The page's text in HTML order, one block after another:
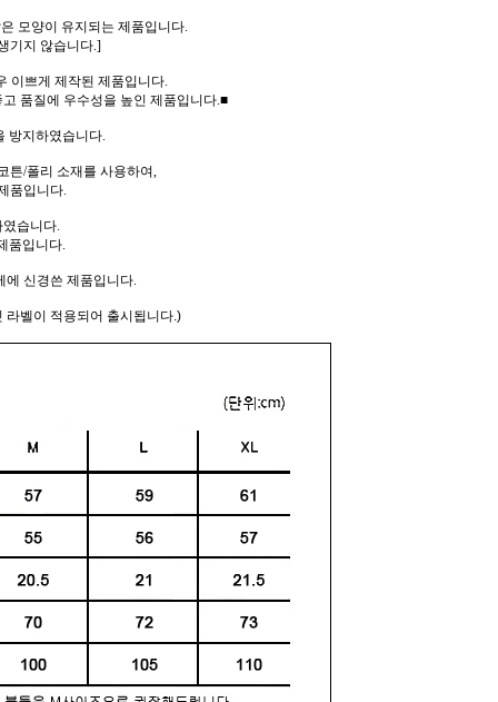
모양이 유지되는 제품입니다.
기지 않습니다.]
이쁘게 제작된 제품입니다.
품질에 우수성을 높인 제품입니다.■
방지하였습니다.
튼/폴리 소재를 사용하여,
품입니다.
습니다.
품입니다.
에 신경쓴 제품입니다.
라벨이 적용되어 출시됩니다.)